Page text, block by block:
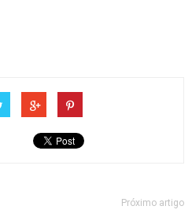
Próximo artigo